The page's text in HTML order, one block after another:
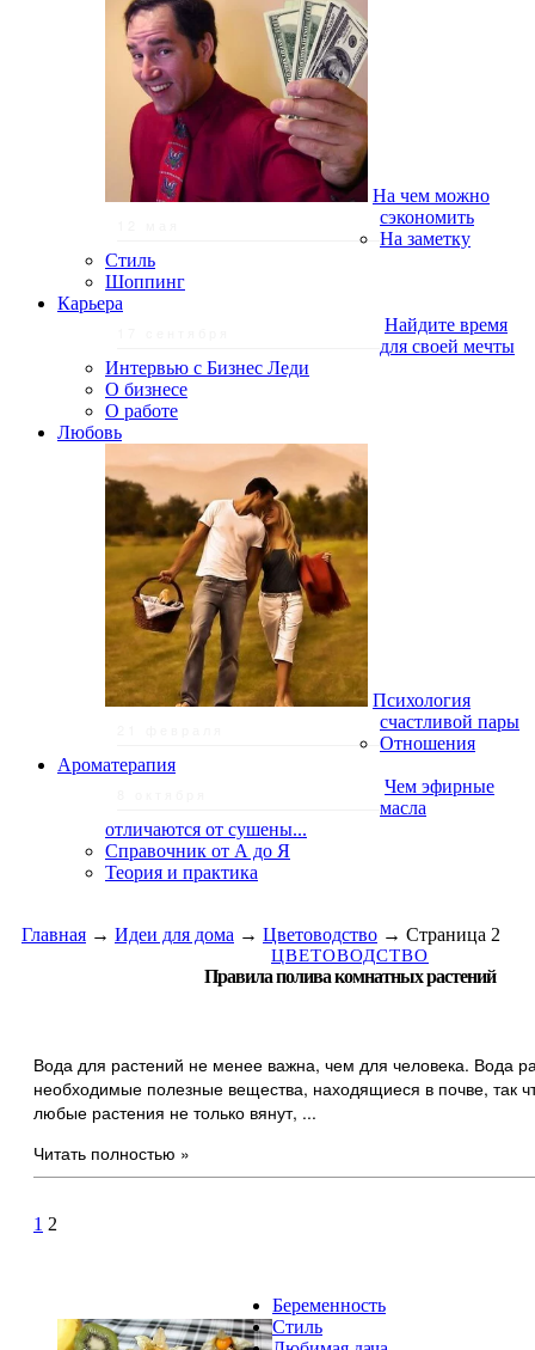
На чем можно
сэкономить
На заметку
Стиль
Шоппинг
Карьера
Найдите время
для своей мечты
Интервью с Бизнес Леди
О бизнесе
О работе
Любовь
Психология
счастливой пары
Отношения
Ароматерапия
Чем эфирные
масла
отличаются от сушены...
Справочник от А до Я
Теория и практика
Главная → Идеи для дома → Цветоводство → Страница 2
ЦВЕТОВОДСТВО
Правила полива комнатных растений
Вода для растений не менее важна, чем для человека. Вода
необходимые полезные вещества, находящиеся в почве, так
любые растения не только вянут, ...
Читать полностью »
1 2
Беременность
Стиль